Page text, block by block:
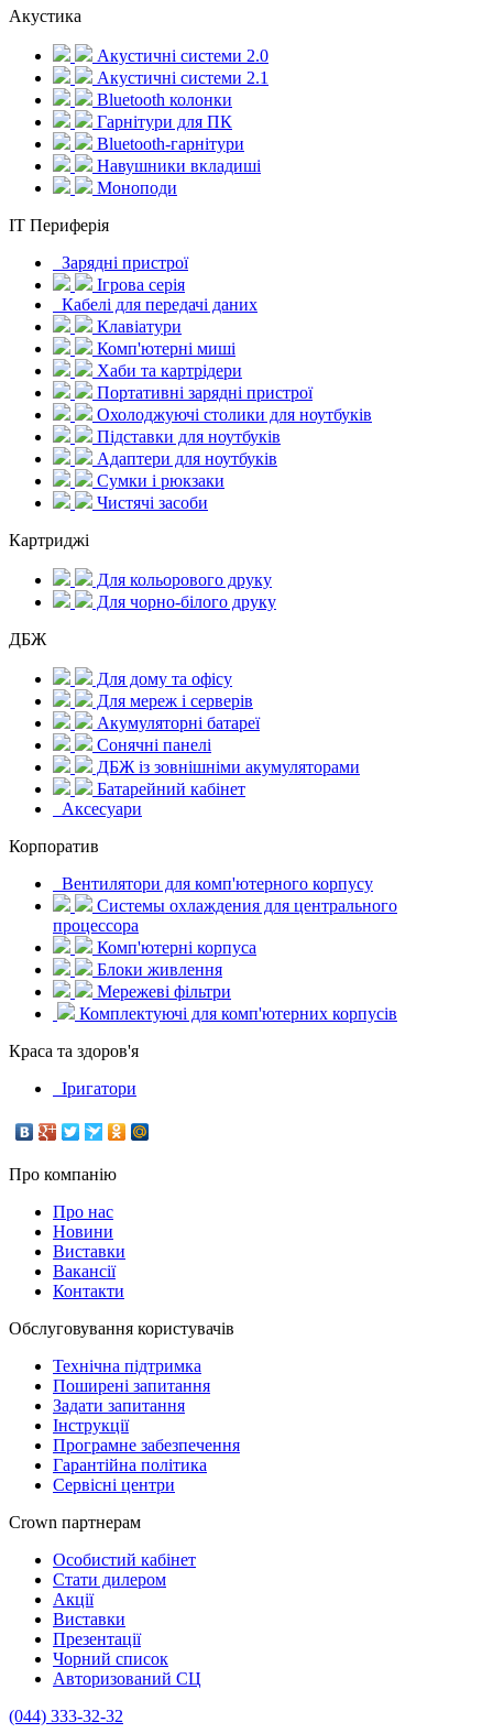
Акустика
Акустичні системи 2.0
Акустичні системи 2.1
Bluetooth колонки
Гарнітури для ПК
Bluetooth-гарнітури
Навушники вкладиші
Моноподи
IT Периферія
Зарядні пристрої
Ігрова серія
Кабелі для передачі даних
Клавіатури
Комп'ютерні миші
Хаби та картрідери
Портативні зарядні пристрої
Охолоджуючі столики для ноутбуків
Підставки для ноутбуків
Адаптери для ноутбуків
Сумки і рюкзаки
Чистячі засоби
Картриджі
Для кольорового друку
Для чорно-білого друку
ДБЖ
Для дому та офісу
Для мереж і серверів
Акумуляторні батареї
Сонячні панелі
ДБЖ із зовнішніми акумуляторами
Батарейний кабінет
Аксесуари
Корпоратив
Вентилятори для комп'ютерного корпусу
Системы охлаждения для центрального
процессора
Комп'ютерні корпуса
Блоки живлення
Мережеві фільтри
Комплектуючі для комп'ютерних корпусів
Краса та здоров'я
Іригатори
Про компанію
Про нас
Новини
Виставки
Вакансії
Контакти
Обслуговування користувачів
Технічна підтримка
Поширені запитання
Задати запитання
Інструкції
Програмне забезпечення
Гарантійна політика
Сервісні центри
Crown партнерам
Особистий кабінет
Стати дилером
Акції
Виставки
Презентації
Чорний список
Авторизований СЦ
(044) 333-32-32